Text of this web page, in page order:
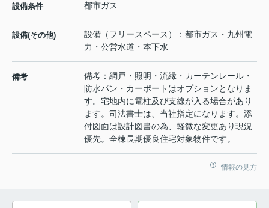
設備条件 都市ガス
設備(その他)
設備（フリースペース）：都市ガス・九州電
力・公営水道・本下水
備考
備考：網戸・照明・流縁・カーテンレール・
防水パン・カーポートはオプションとなりま
す。宅地内に電柱及び支線が入る場合があり
ます。司法書士は、当社指定になります。添
付図面は設計図書の為、軽微な変更あり現況
優先。全棟長期優良住宅対象物件です。
情報の見方